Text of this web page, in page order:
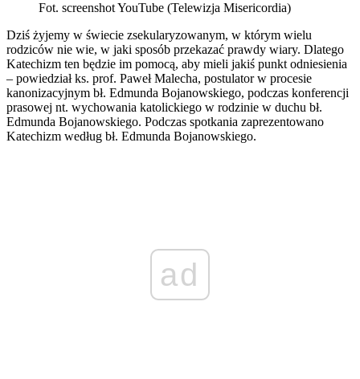
Fot. screenshot YouTube (Telewizja Misericordia)
Dziś żyjemy w świecie zsekularyzowanym, w którym wielu
rodziców nie wie, w jaki sposób przekazać prawdy wiary. Dlatego
Katechizm ten będzie im pomocą, aby mieli jakiś punkt odniesienia
– powiedział ks. prof. Paweł Malecha, postulator w procesie
kanonizacyjnym bł. Edmunda Bojanowskiego, podczas konferencji
prasowej nt. wychowania katolickiego w rodzinie w duchu bł.
Edmunda Bojanowskiego. Podczas spotkania zaprezentowano
Katechizm według bł. Edmunda Bojanowskiego.
ad